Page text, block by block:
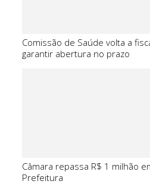
Comissão de Saúde volta a
garantir abertura no prazo
Câmara repassa R$ 1 milhão
Prefeitura